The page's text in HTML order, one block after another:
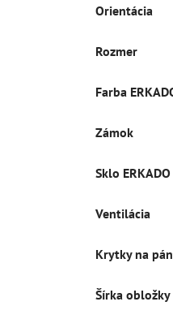
Orientácia
Rozmer
Farba
Zámok
Sklo ERKADO
Ventilácia
Krytky na
Šírka obložky